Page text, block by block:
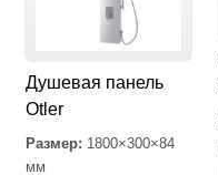
Душевая панель
Otler
Размер: 1800×300×84
мм